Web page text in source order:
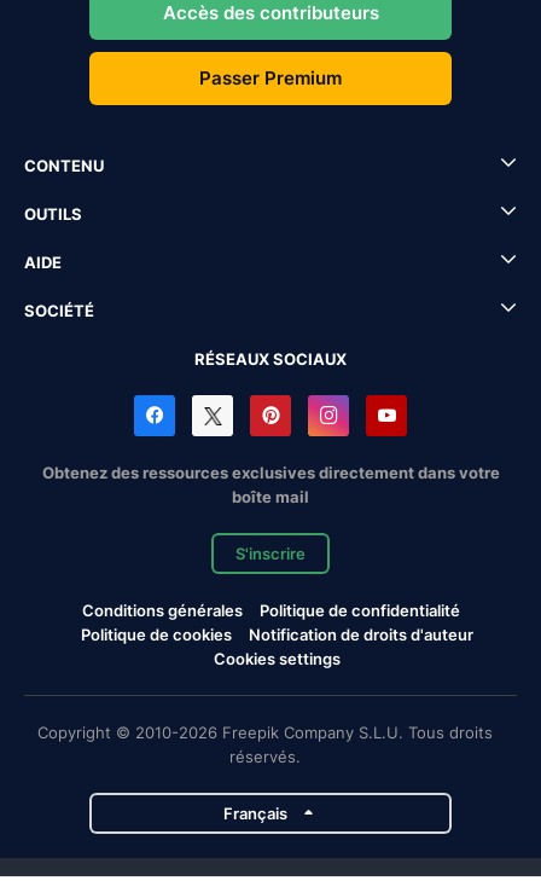
Accès des contributeurs
Passer Premium
CONTENU
OUTILS
AIDE
SOCIÉTÉ
RÉSEAUX SOCIAUX
Obtenez des ressources exclusives directement dans votre
boîte mail
S'inscrire
Conditions générales
Politique de confidentialité
Politique de cookies
Notification de droits d'auteur
Cookies settings
Copyright © 2010-2026 Freepik Company S.L.U. Tous droits
réservés.
Français